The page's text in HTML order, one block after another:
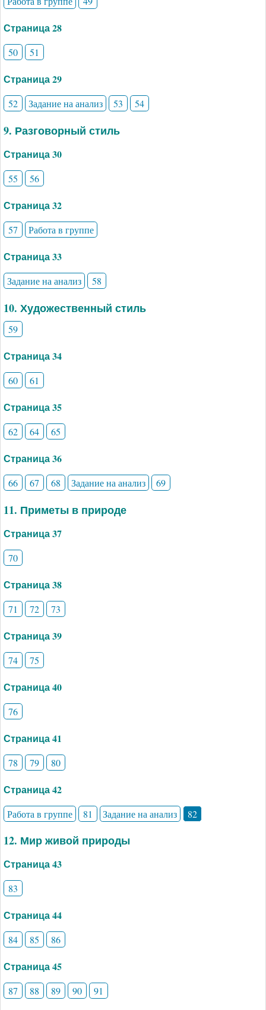
Страница 28
50 51
Страница 29
52 Задание на анализ 53 54
9. Разговорный стиль
Страница 30
55 56
Страница 32
57 Работа в группе
Страница 33
Задание на анализ 58
10. Художественный стиль
59
Страница 34
60 61
Страница 35
62 64 65
Страница 36
66 67 68 Задание на анализ 69
11. Приметы в природе
Страница 37
70
Страница 38
71 72 73
Страница 39
74 75
Страница 40
76
Страница 41
78 79 80
Страница 42
Работа в группе 81 Задание на анализ 82
12. Мир живой природы
Страница 43
83
Страница 44
84 85 86
Страница 45
87 88 89 90 91